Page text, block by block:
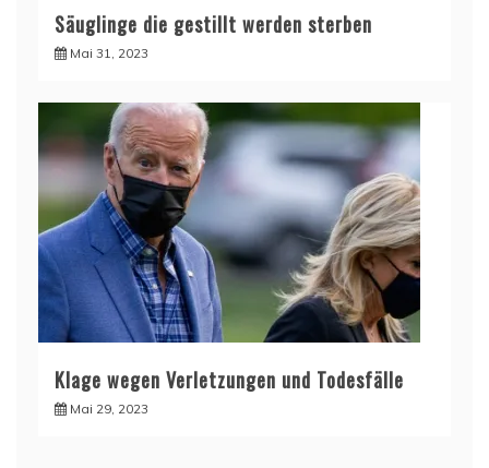
Säuglinge die gestillt werden sterben
Mai 31, 2023
Klage wegen Verletzungen und Todesfälle
Mai 29, 2023